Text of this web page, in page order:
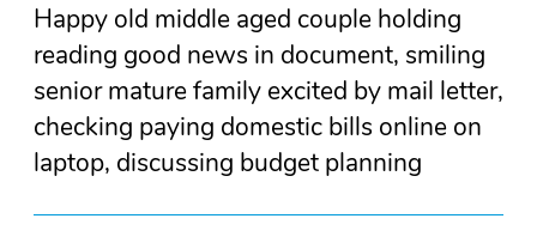
Happy old middle aged couple holding
reading good news in document, smiling
senior mature family excited by mail letter,
checking paying domestic bills online on
laptop, discussing budget planning